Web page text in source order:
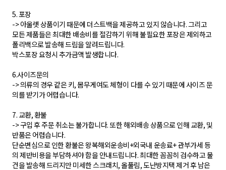
5. 포장
-> 아울렛 상품이기 때문에 더스트백을 제공하고 있지 않습니다. 그리고
모든 제품들은 최대한 배송비를 절감하기 위해 불필요한 포장은 제외하고
폴리백으로 발송해 드림을 알려드립니다.
박스포장 요청시 추가금액 발생합니다.
6.사이즈문의
-> 의류의 경우 같은 키, 몸무게여도 체형이 다를 수 있기 때문에 사이즈 문
의를 받기가 어렵습니다.
7. 교환, 환불
-> 구입 후 주문 취소는 불가합니다. 또한 해외배송 상품으로 인해 교환, 및
반품은 어렵습니다.
단순변심으로 인한 환불은 왕복해외운송비+외국내 운송료+ 관부가세 등
의 제반비용을 부담하셔야 함을 안내드립니다. 최대한 꼼꼼히 검수하고 물
건을 발송해 드리지만 미세한 스크래치, 올풀림, 도난방지택 제거 후 남은